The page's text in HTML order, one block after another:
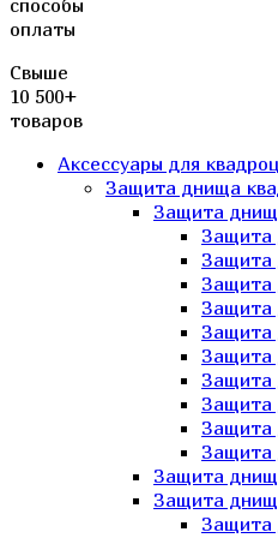
способы
оплаты
Свыше
10 500+
товаров
Аксессуары для
Защита днища
Защита
Защита
Защита
Защита
Защита
Защита
Защита
Защита
Защита
Защита
Защита
Защита
Защита
Защита